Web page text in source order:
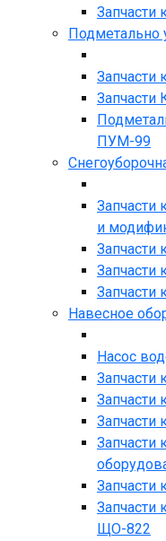
Запчасти
Запчасти
Запчасти
ПУМ-99
Запчасти
и
Запчасти
Запчасти
Запчасти
Навесное
Насос
Запчасти
Запчасти
Запчасти
Запчасти
Запчасти
Запчасти
ЩО-822